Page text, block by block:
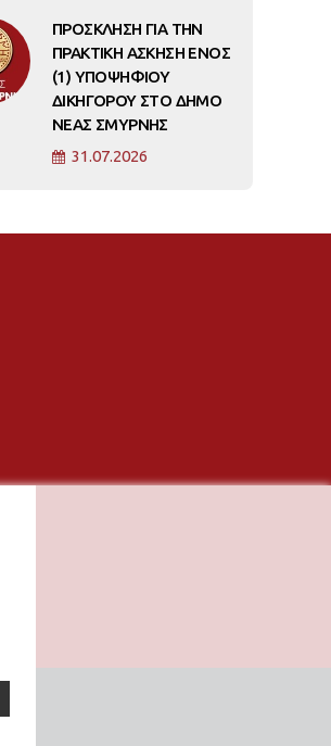
ΠΡΟΣΚΛΗΣΗ ΓΙΑ ΤΗΝ
ΠΡΑΚΤΙΚΗ ΑΣΚΗΣΗ ΕΝΟΣ
(1) ΥΠΟΨΗΦΙΟΥ
ΔΙΚΗΓΟΡΟΥ ΣΤΟ ΔΗΜΟ
ΝΕΑΣ ΣΜΥΡΝΗΣ
31.07.2026